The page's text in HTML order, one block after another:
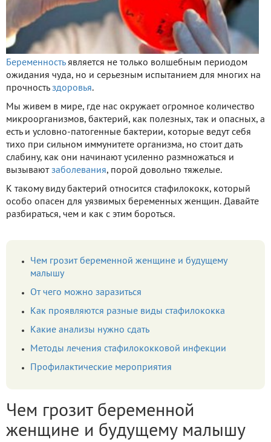
Беременностьявляется не только волшебным периодом
ожидания чуда, но и серьезным испытанием для многих на
прочность здоровья.
Мы живем в мире, где нас окружает огромное количество
микроорганизмов, бактерий, как полезных, так и опасных, а
есть и условно-патогенные бактерии, которые ведут себя
тихо при сильном иммунитете организма, но стоит дать
слабину, как они начинают усиленно размножаться и
вызывают заболевания, порой довольно тяжелые.
К такому виду бактерий относится стафилококк, который
особо опасен для уязвимых беременных женщин. Давайте
разбираться, чем и как с этим бороться.
Чем грозит беременной женщине и будущему
малышу
От чего можно заразиться
Как проявляются разные виды стафилококка
Какие анализы нужно сдать
Методы лечения стафилококковой инфекции
Профилактические мероприятия
Чем грозит беременной
женщине и будущему малышу